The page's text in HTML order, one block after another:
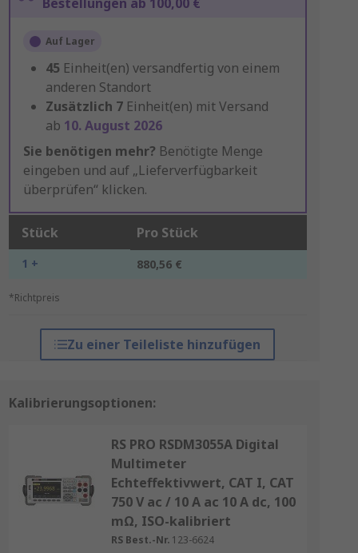
Auf Lager
45 Einheit(en) versandfertig von einem
anderen Standort
Zusätzlich 7 Einheit(en) mit Versand
ab 10. August 2026
Sie benötigen mehr? Benötigte Menge
eingeben und auf „Lieferverfügbarkeit
überprüfen“ klicken.
Stück Pro Stück
1 + 880,56 €
*Richtpreis
Zu einer Teileliste hinzufügen
Kalibrierungsoptionen:
RS PRO RSDM3055A Digital
Multimeter
Echteffektivwert, CAT I, CAT
750 V ac / 10 A ac 10 A dc, 100
mΩ, ISO-kalibriert
RS Best.-Nr. 123-6624